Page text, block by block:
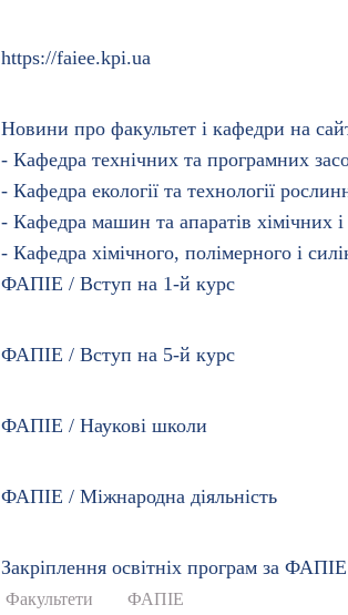
https://faiee.kpi.ua
Новини про факультет і кафедри на
- Кафедра технічних та програмних
- Кафедра екології та технології
- Кафедра машин та апаратів хімічних
- Кафедра хімічного, полiмерного і
ФАПІЕ / Вступ на 1-й курс
ФАПІЕ / Вступ на 5-й курс
ФАПІЕ / Наукові школи
ФАПІЕ / Міжнародна діяльність
Закріплення освітніх програм за ФАПІЕ
Факультети ФАПІЕ